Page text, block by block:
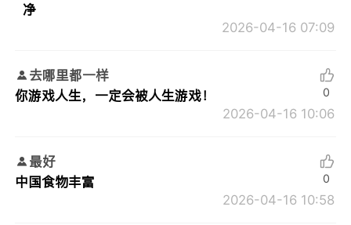
净
2026-04-16 07:09
去哪里都一样
你游戏人生，一定会被人生游戏！
2026-04-16 10:06
0
最好
中国食物丰富
2026-04-16 10:58
0